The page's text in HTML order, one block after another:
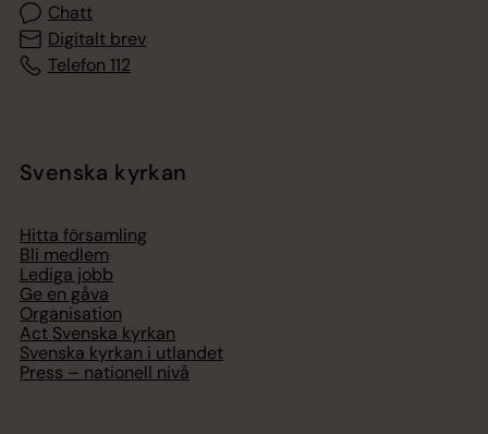
Chatt
Digitalt brev
Telefon 112
Svenska kyrkan
Hitta församling
Bli medlem
Lediga jobb
Ge en gåva
Organisation
Act Svenska kyrkan
Svenska kyrkan i utlandet
Press – nationell nivå